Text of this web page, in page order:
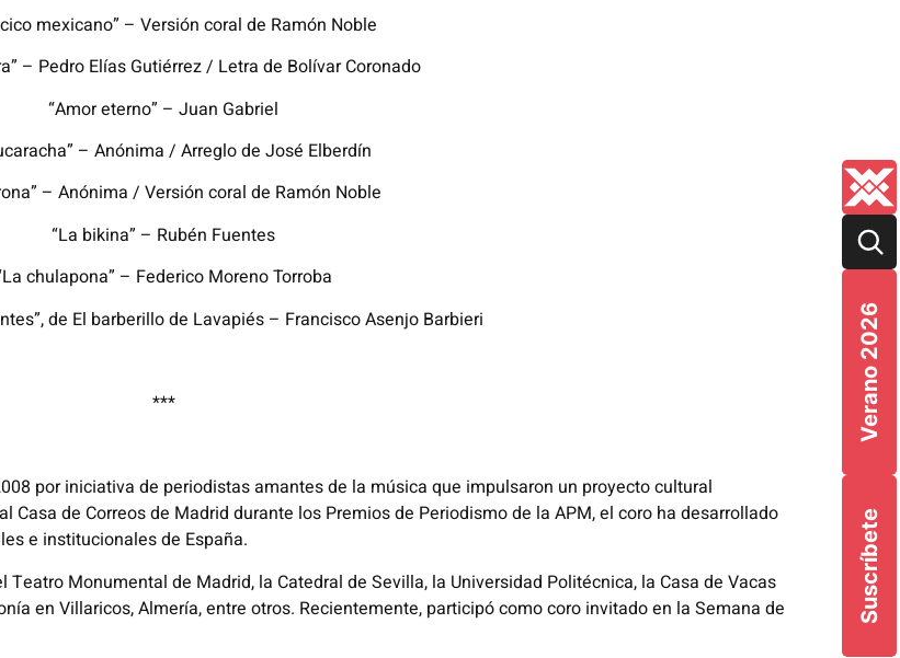
Suscríbete
Verano 2026
mexicano” – Versión coral de Ramón Noble
– Pedro Elías Gutiérrez / Letra de Bolívar Coronado
“Amor eterno” – Juan Gabriel
– Anónima / Arreglo de José Elberdín
– Anónima / Versión coral de Ramón Noble
“La bikina” – Rubén Fuentes
chulapona” – Federico Moreno Torroba
de El barberillo de Lavapiés – Francisco Asenjo Barbieri
***
por iniciativa de periodistas amantes de la música que impulsaron un proyecto cultural
de Correos de Madrid durante los Premios de Periodismo de la APM, el coro ha desarrollado
e institucionales de España.
Monumental de Madrid, la Catedral de Sevilla, la Universidad Politécnica, la Casa de Vacas
en Villaricos, Almería, entre otros. Recientemente, participó como coro invitado en la Semana de